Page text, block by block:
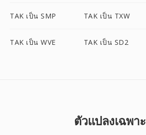
TAK เป็น SMP TAK เป็น TXW
TAK เป็น WVE TAK เป็น SD2
ตัวแปลงเฉพาะ